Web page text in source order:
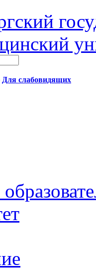
Для слабовидящих